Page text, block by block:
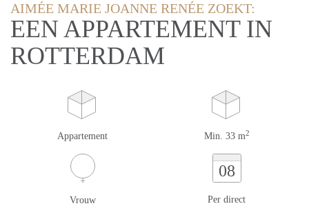
AIMÉE MARIE JOANNE RENÉE ZOEKT:
EEN APPARTEMENT IN
ROTTERDAM
Appartement Min. 33 m2
Vrouw
08
Per direct